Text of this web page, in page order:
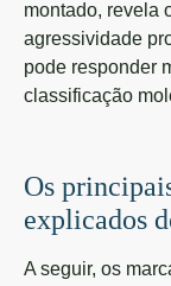
montado, revela
agressividade
pode responder
classificação
Os
explicados
A seguir, os